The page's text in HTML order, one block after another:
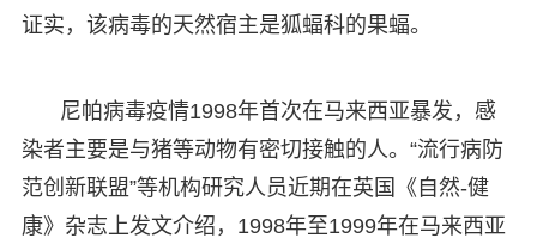
证实，该病毒的天然宿主是狐蝠科的果蝠。
尼帕病毒疫情1998年首次在马来西亚暴发，感
染者主要是与猪等动物有密切接触的人。“流行病防
范创新联盟”等机构研究人员近期在英国《自然-健
康》杂志上发文介绍，1998年至1999年在马来西亚